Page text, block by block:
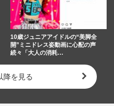
10歳ジュニアアイドルの“美脚全
開”ミニドレス姿動画に心配の声
続々「大人の消耗…
降を見る